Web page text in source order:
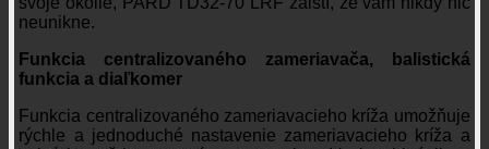
neunikne.
Funkcia centralizovaného zameriavača, balistická
funkcia a diaľkomer
Funkcia centralizovaného zameriavacieho kríža umožňuje
rýchle a jednoduché nastavenie zameriavacieho kríža a